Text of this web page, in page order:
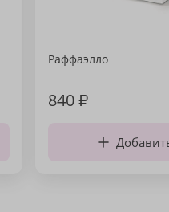
Раффаэлло
840₽